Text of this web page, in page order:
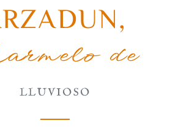
,
de
LLUVIOSO